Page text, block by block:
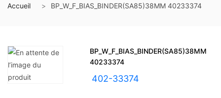
Accueil BP_W_F_BIAS_BINDER(SA85)38MM 40233374
BP_W_F_BIAS_BINDER(SA85)38MM
40233374
402-33374